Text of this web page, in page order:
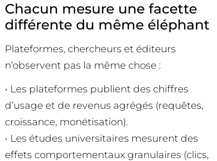
Chacun mesure une facette
différente du même éléphant
Plateformes, chercheurs et éditeurs
n’observent pas la même chose :
• Les plateformes publient des chiffres
d’usage et de revenus agrégés (requêtes,
croissance, monétisation).
• Les études universitaires mesurent des
effets comportementaux granulaires (clics,